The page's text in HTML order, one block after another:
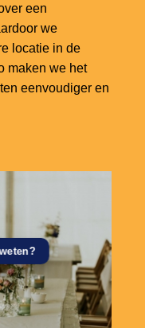
een
we
locatie in de
maken we het
eenvoudiger en